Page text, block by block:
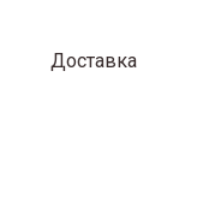
Доставка